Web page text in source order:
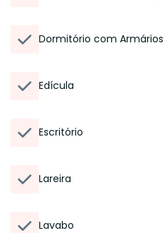
Dormitório com Armários
Edícula
Escritório
Lareira
Lavabo